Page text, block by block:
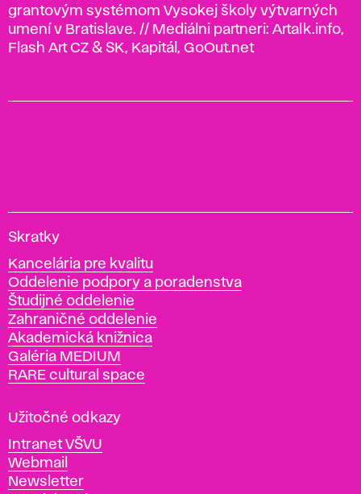
grantovým systémom Vysokej školy výtvarných
umení v Bratislave. // Mediálni partneri: Artalk.info,
Flash Art CZ & SK, Kapitál, GoOut.net
V
s
o
k
á
š
k
o
a
ý
t
v
Skratky
Kancelária pre kvalitu
Oddelenie podpory a poradenstva
Študijné oddelenie
Zahraničné oddelenie
Akademická knižnica
Galéria MEDIUM
RARE cultural space
Užitočné odkazy
Intranet VŠVU
Webmail
Newsletter